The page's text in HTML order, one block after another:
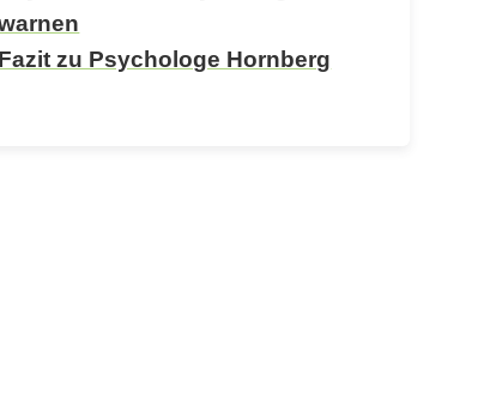
Fazit zu Psychologe Hornberg